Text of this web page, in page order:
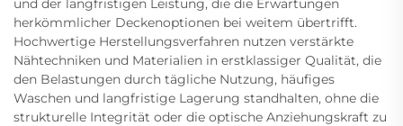
und der langfristigen Leistung, die die Erwartungen
herkömmlicher Deckenoptionen bei weitem übertrifft.
Hochwertige Herstellungsverfahren nutzen verstärkte
Nähtechniken und Materialien in erstklassiger Qualität, die
den Belastungen durch tägliche Nutzung, häufiges
Waschen und langfristige Lagerung standhalten, ohne die
strukturelle Integrität oder die optische Anziehungskraft zu